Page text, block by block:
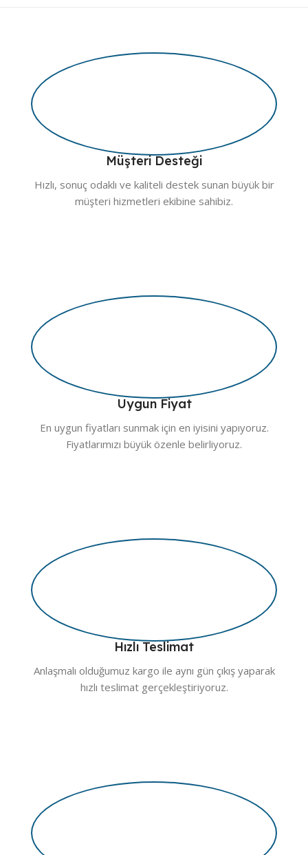
Müşteri Desteği
Hızlı, sonuç odaklı ve kaliteli destek sunan büyük bir
müşteri hizmetleri ekibine sahibiz.
Uygun Fiyat
En uygun fiyatları sunmak için en iyisini yapıyoruz.
Fiyatlarımızı büyük özenle belirliyoruz.
Hızlı Teslimat
Anlaşmalı olduğumuz kargo ile aynı gün çıkış yaparak
hızlı teslimat gerçekleştiriyoruz.